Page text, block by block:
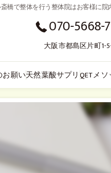
橋で整体を行う整体院はお客様に
070-5668-
大阪市都島区片町1-
お願い天然葉酸サプリ QETメ